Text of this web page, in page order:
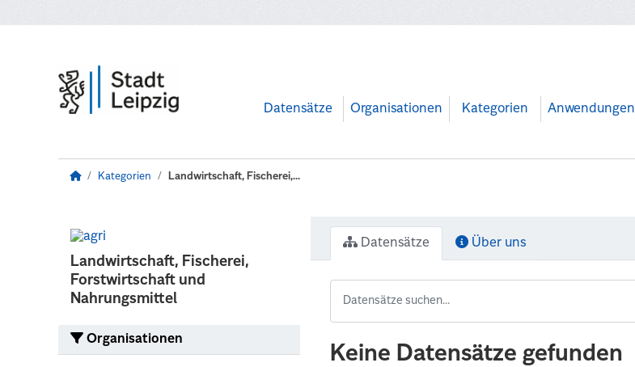
Datensätze Organisationen Kategorien Anwendungen
Kategorien Landwirtschaft, Fischerei,...
Landwirtschaft, Fischerei,
Forstwirtschaft und
Nahrungsmittel
Organisationen
Datensätze Über uns
Keine Datensätze gefunden